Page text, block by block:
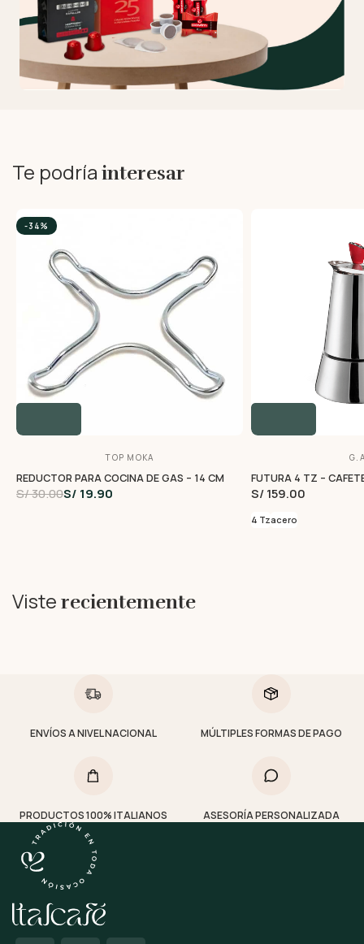
Te podría interesar
-34%
TOP MOKA
REDUCTOR PARA COCINA DE GAS – 14 CM
S/ 30.00S/ 19.90
FUTURA 4 TZ –
S/ 159.00
4 Tzacero
Viste recientemente
ENVÍOS A NIVEL NACIONAL MÚLTIPLES FORMAS DE PAGO
PRODUCTOS 100% ITALIANOS ASESORÍA PERSONALIZADA